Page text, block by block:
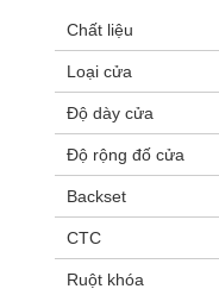
Chất liệu
Loại cửa
Độ dày cửa
Độ rộng đố cửa
Backset
CTC
Ruột khóa